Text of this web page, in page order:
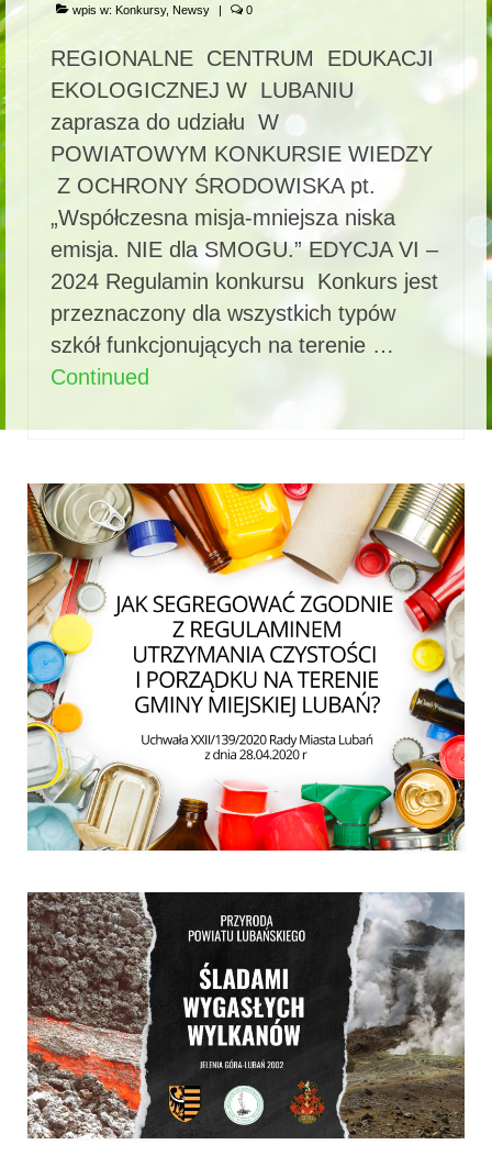
wpis w: Konkursy, Newsy | 0
REGIONALNE CENTRUM EDUKACJI
EKOLOGICZNEJ W LUBANIU
zaprasza do udziału W
POWIATOWYM KONKURSIE WIEDZY
Z OCHRONY ŚRODOWISKA pt.
„Współczesna misja-mniejsza niska
emisja. NIE dla SMOGU.” EDYCJA VI –
2024 Regulamin konkursu Konkurs jest
przeznaczony dla wszystkich typów
szkół funkcjonujących na terenie …
Continued